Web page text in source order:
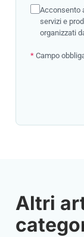
Acconsento
servizi e
organizzati
* Campo
Altri